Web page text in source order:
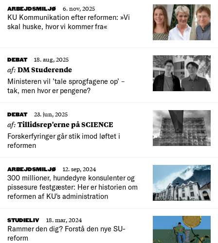
ARBEJDSMILJØ
6. nov, 2025
KU Kommunikation efter reformen: »Vi
skal huske, hvor vi kommer fra«
DEBAT 18. aug, 2025
af:DM Studerende
Ministeren vil ’tale sprogfagene op’ –
tak, men hvor er pengene?
DEBAT 23. jun, 2025
af:Tillidsrep'erne på SCIENCE
Forskerfyringer går stik imod løftet i
reformen
ARBEJDSMILJØ
12. sep, 2024
300 millioner, hundedyre konsulenter og
pissesure festgæster: Her er historien om
reformen af KU's administration
STUDIELIV
18. mar, 2024
Rammer den dig? Forstå den nye SU-
reform